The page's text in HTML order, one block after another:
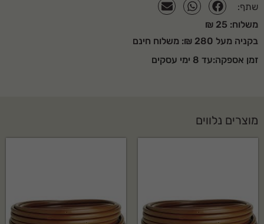
שתף:
משלוח: 25 ₪
בקניה מעל 280 ₪: משלוח חינם
זמן אספקה:עד 8 ימי עסקים
מוצרים נלווים